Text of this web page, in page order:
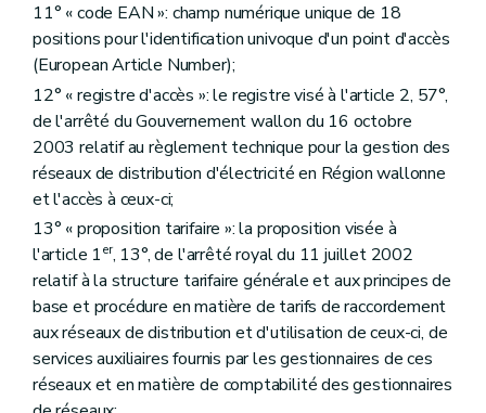
11° « code EAN »: champ numérique unique de 18
positions pour l'identification univoque d'un point d'accès
(European Article Number);
12° « registre d'accès »: le registre visé à l'article 2, 57°,
de l'arrêté du Gouvernement wallon du 16 octobre
2003 relatif au règlement technique pour la gestion des
réseaux de distribution d'électricité en Région wallonne
et l'accès à ceux-ci;
13° « proposition tarifaire »: la proposition visée à
l'article 1er, 13°, de l'arrêté royal du 11 juillet 2002
relatif à la structure tarifaire générale et aux principes de
base et procédure en matière de tarifs de raccordement
aux réseaux de distribution et d'utilisation de ceux-ci, de
services auxiliaires fournis par les gestionnaires de ces
réseaux et en matière de comptabilité des gestionnaires